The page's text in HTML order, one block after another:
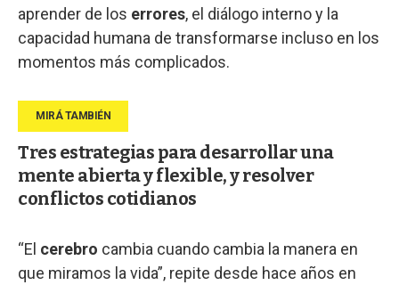
aprender de los errores, el diálogo interno y la
capacidad humana de transformarse incluso en los
momentos más complicados.
Tres estrategias para desarrollar una
mente abierta y flexible, y resolver
conflictos cotidianos
“El cerebro cambia cuando cambia la manera en
que miramos la vida”, repite desde hace años en